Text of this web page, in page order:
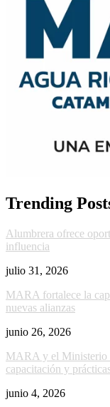
Trending
Alumbrera ofrece
influencia
julio 31, 2026
MARA fortalece la
nuevas alianzas
junio 26, 2026
MARA y el Ministerio
capacitación y
junio 4, 2026